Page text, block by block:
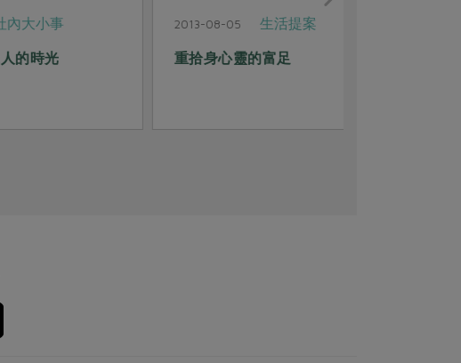
反核運動
為愛反核 不容忽視的媽媽力量